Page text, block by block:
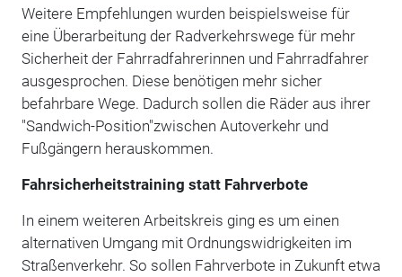
Weitere Empfehlungen wurden beispielsweise für
eine Überarbeitung der Radverkehrswege für mehr
Sicherheit der Fahrradfahrerinnen und Fahrradfahrer
ausgesprochen. Diese benötigen mehr sicher
befahrbare Wege. Dadurch sollen die Räder aus ihrer
"Sandwich-Position"zwischen Autoverkehr und
Fußgängern herauskommen.
Fahrsicherheitstraining statt Fahrverbote
In einem weiteren Arbeitskreis ging es um einen
alternativen Umgang mit Ordnungswidrigkeiten im
Straßenverkehr. So sollen Fahrverbote in Zukunft etwa